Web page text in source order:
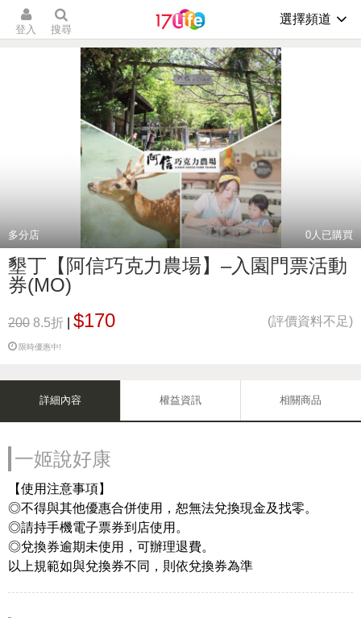
登入 搜尋
選擇頻道
多分店 0人已購買
墾丁【阿信巧克力農場】–入園門票活動
券(MO)
200 8.5折 $170 (評價資料不足)
限時優惠中!
詳細內容 權益資訊 相關商品
一姬說好康
【使用注意事項】
◎不得與其他優惠合併使用，恕無法兌換現金及找零。
◎請持手機電子票券到店使用。
◎兌換券逾期未使用，可辦理退費。
以上規範如與兌換券不同，則依兌換券為準